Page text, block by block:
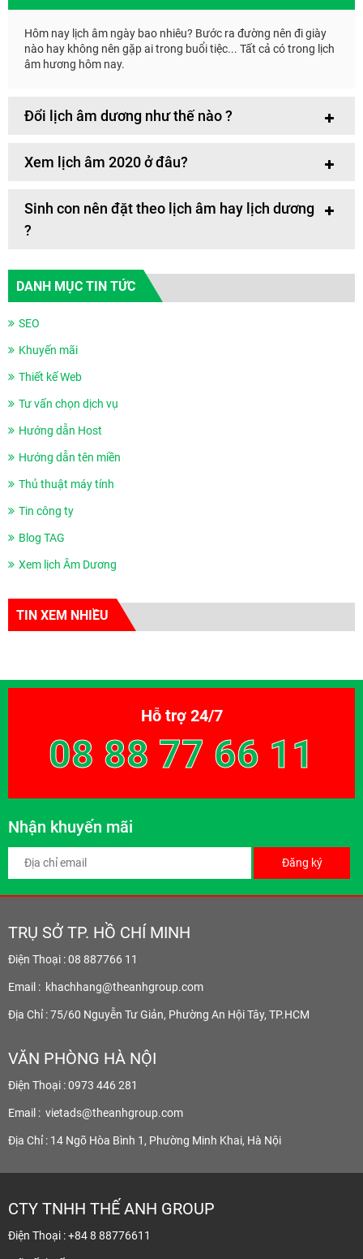
Hôm nay lịch âm ngày bao nhiêu? Bước ra đường nên đi giày
nào hay không nên gặp ai trong buổi tiệc... Tất cả có trong lịch
âm hương hôm nay.
Đổi lịch âm dương như thế nào ?
Xem lịch âm 2020 ở đâu?
Sinh con nên đặt theo lịch âm hay lịch dương
?
DANH MỤC TIN TỨC
SEO
Khuyến mãi
Thiết kế Web
Tư vấn chọn dịch vụ
Hướng dẫn Host
Hướng dẫn tên miền
Thủ thuật máy tính
Tin công ty
Blog TAG
Xem lịch Âm Dương
TIN XEM NHIỀU
Hỗ trợ 24/7
08 88 77 66 11
Nhận khuyến mãi
Đăng ký
TRỤ SỞ TP. HỒ CHÍ MINH
Điện Thoại : 08 887766 11
Email : khachhang@theanhgroup.com
Địa Chỉ : 75/60 Nguyễn Tư Giản, Phường An Hội Tây, TP.HCM
VĂN PHÒNG HÀ NỘI
Điện Thoại : 0973 446 281
Email : vietads@theanhgroup.com
Địa Chỉ : 14 Ngõ Hòa Bình 1, Phường Minh Khai, Hà Nội
CTY TNHH THẾ ANH GROUP
Điện Thoại : +84 8 88776611